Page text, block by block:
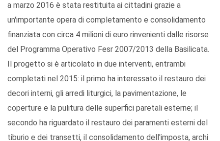
a marzo 2016 è stata restituita ai cittadini grazie a
un'importante opera di completamento e consolidamento
finanziata con circa 4 milioni di euro rinvenienti dalle risorse
del Programma Operativo Fesr 2007/2013 della Basilicata.
Il progetto si è articolato in due interventi, entrambi
completati nel 2015: il primo ha interessato il restauro dei
decori interni, gli arredi liturgici, la pavimentazione, le
coperture e la pulitura delle superfici paretali esterne; il
secondo ha riguardato il restauro dei paramenti esterni del
tiburio e dei transetti, il consolidamento dell'imposta, archi